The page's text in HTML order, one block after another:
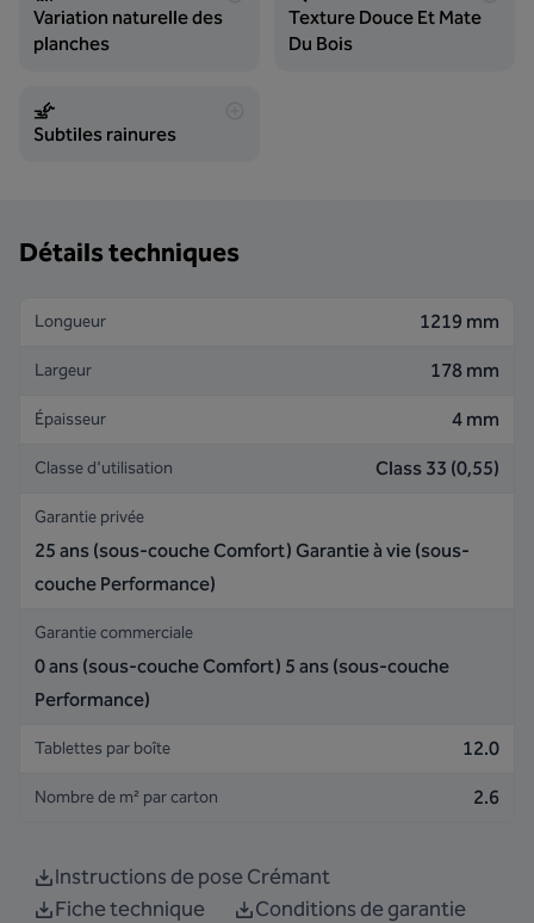
Variation naturelle des
planches
Texture Douce Et Mate
Du Bois
Subtiles rainures
Détails techniques
Longueur 1219 mm
Largeur 178 mm
Épaisseur 4 mm
Classe d'utilisation Class 33 (0,55)
Garantie privée
25 ans (sous-couche Comfort) Garantie à vie (sous-
couche Performance)
Garantie commerciale
0 ans (sous-couche Comfort) 5 ans (sous-couche
Performance)
Tablettes par boîte 12.0
Nombre de m² par carton 2.6
Instructions de pose Crémant
Fiche technique
Conditions de garantie